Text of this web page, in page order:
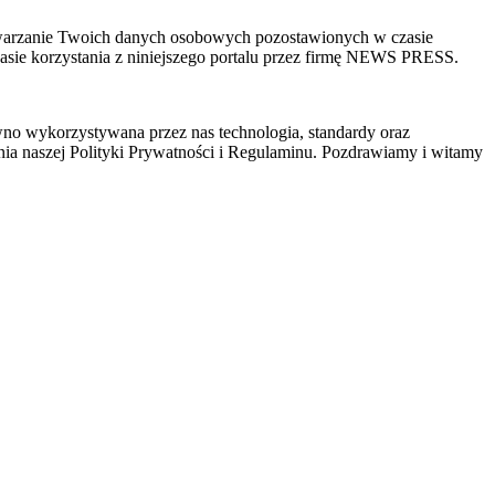
Twoich danych osobowych pozostawionych w czasie
korzystania z niniejszego portalu przez firmę NEWS PRESS.
wykorzystywana przez nas technologia, standardy oraz
naszej Polityki Prywatności i Regulaminu. Pozdrawiamy i witamy